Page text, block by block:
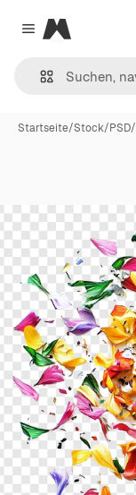
Close menu
Magnific
Startseite/Stock/PSD/